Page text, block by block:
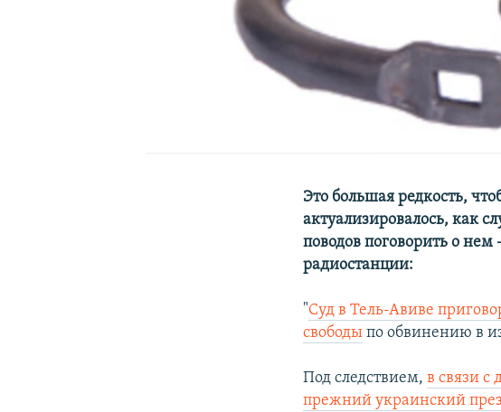
Это большая редкость,
актуализировалось, как
поводов поговорить о
радиостанции:
"Суд в Тель-Авиве
свободы по обвинению в
Под следствием,в связи с
прежний украинский